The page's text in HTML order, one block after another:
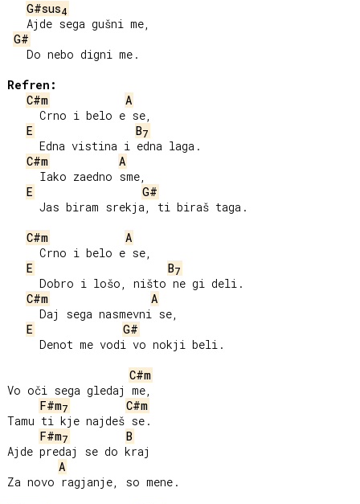
G#sus4
G#
Refren:
C#m
A
E
B7
C#m
A
E
G#
C#m
A
E
B7
C#m
A
E
G#
C#m
Vo oči sega gledaj me,
F#m7
C#m
Tamu ti kje najdeš se.
F#m7
B
Ajde predaj se do kraj
A
Za novo ragjanje, so mene.